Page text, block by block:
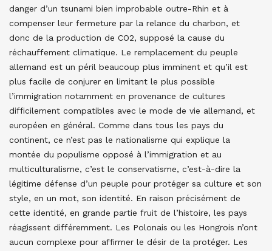
danger d’un tsunami bien improbable outre-Rhin et à
compenser leur fermeture par la relance du charbon, et
donc de la production de CO2, supposé la cause du
réchauffement climatique. Le remplacement du peuple
allemand est un péril beaucoup plus imminent et qu’il est
plus facile de conjurer en limitant le plus possible
l’immigration notamment en provenance de cultures
difficilement compatibles avec le mode de vie allemand, et
européen en général. Comme dans tous les pays du
continent, ce n’est pas le nationalisme qui explique la
montée du populisme opposé à l’immigration et au
multiculturalisme, c’est le conservatisme, c’est-à-dire la
légitime défense d’un peuple pour protéger sa culture et son
style, en un mot, son identité. En raison précisément de
cette identité, en grande partie fruit de l’histoire, les pays
réagissent différemment. Les Polonais ou les Hongrois n’ont
aucun complexe pour affirmer le désir de la protéger. Les